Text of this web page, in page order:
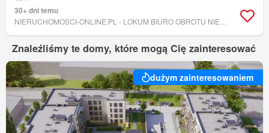
30+ dni temu
Znaleźliśmy te domy, które mogą Cię zainteresować
dużym zainteresowaniem